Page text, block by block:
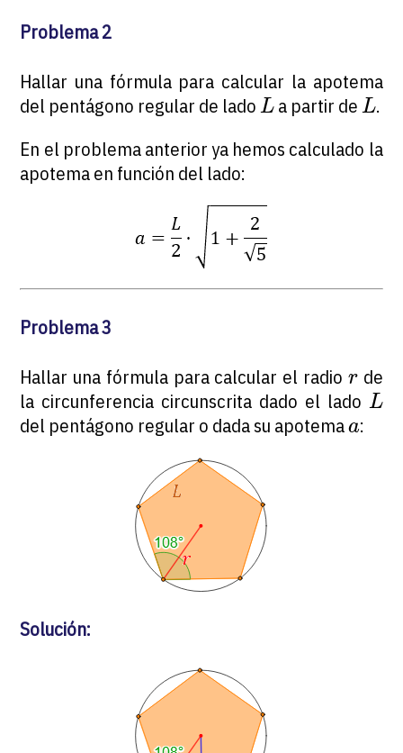
Problema 2
Hallar una fórmula para calcular la apotema
del pentágono regular de ladoL
L a partir deL
L .
En el problema anterior ya hemos calculado la
apotema en función del lado:
Problema 3
Hallar una fórmula para calcular el radio r
rde
la circunferencia circunscrita dado el lado L
L
del pentágono regular o dada su apotemaa
a:
Solución: